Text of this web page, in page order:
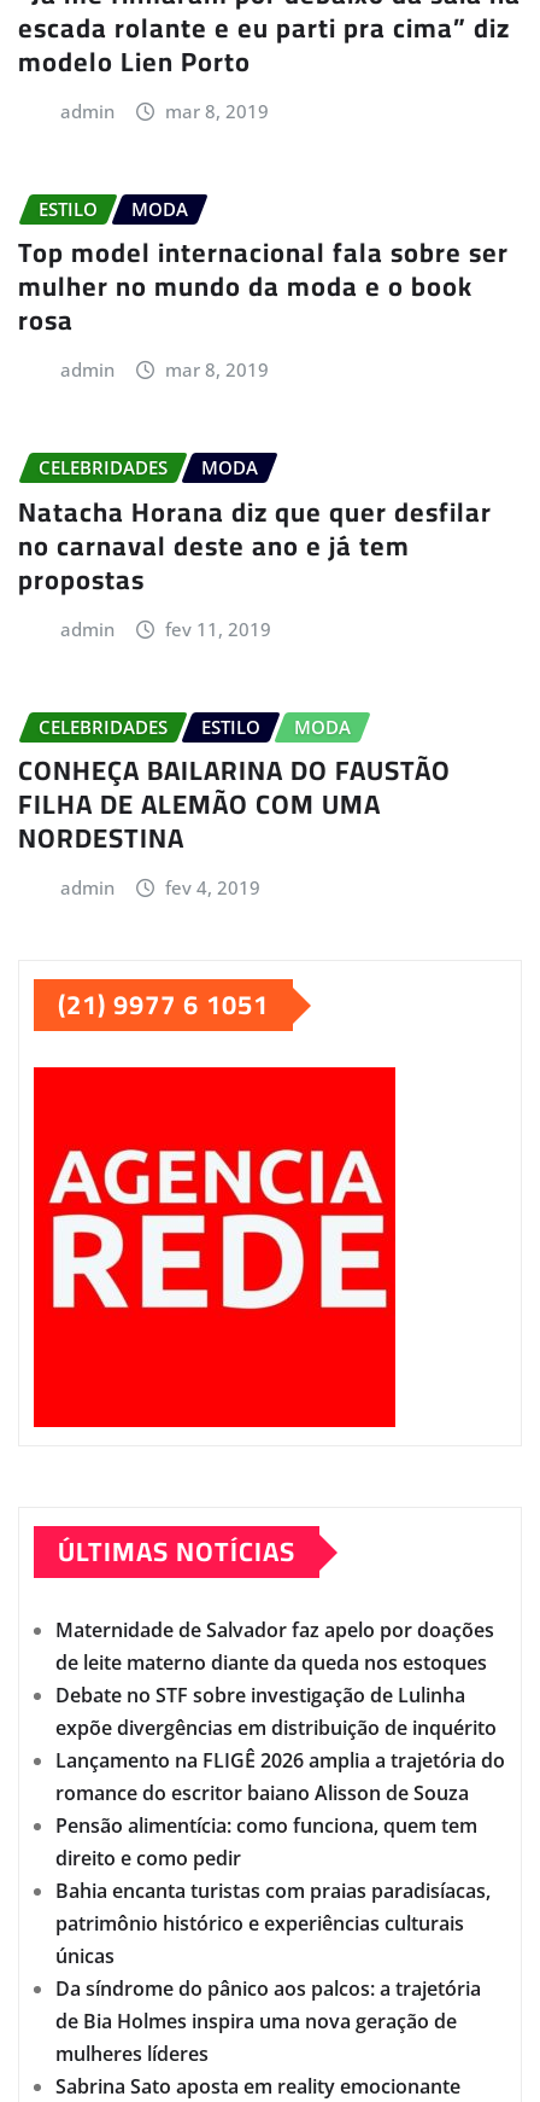
escada rolante e eu parti pra cima” diz
modelo Lien Porto
admin mar 8, 2019
ESTILO MODA
Top model internacional fala sobre ser
mulher no mundo da moda e o book
rosa
admin mar 8, 2019
CELEBRIDADES MODA
Natacha Horana diz que quer desfilar
no carnaval deste ano e já tem
propostas
admin fev 11, 2019
CELEBRIDADES ESTILO MODA
CONHEÇA BAILARINA DO FAUSTÃO
FILHA DE ALEMÃO COM UMA
NORDESTINA
admin fev 4, 2019
(21) 9977 6 1051
ÚLTIMAS NOTÍCIAS
Maternidade de Salvador faz apelo por doações
de leite materno diante da queda nos estoques
Debate no STF sobre investigação de Lulinha
expõe divergências em distribuição de inquérito
Lançamento na FLIGÊ 2026 amplia a trajetória do
romance do escritor baiano Alisson de Souza
Pensão alimentícia: como funciona, quem tem
direito e como pedir
Bahia encanta turistas com praias paradisíacas,
patrimônio histórico e experiências culturais
únicas
Da síndrome do pânico aos palcos: a trajetória
de Bia Holmes inspira uma nova geração de
mulheres líderes
Sabrina Sato aposta em reality emocionante